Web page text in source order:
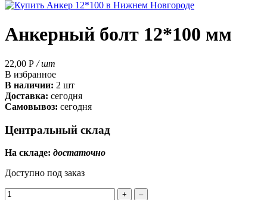
Анкерный болт 12*100 мм
22,00 Р / шт
В избранное
В наличии: 2 шт
Доставка: сегодня
Самовывоз: сегодня
Центральный склад
На складе: достаточно
Доступно под заказ
+
–